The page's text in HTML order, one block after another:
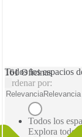
Todos los espacios
Todos los
Explora todos
161 Oficinas
Ordenar por:
RelevanciaRelevancia